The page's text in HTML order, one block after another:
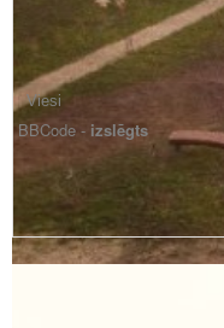
BBCode - izslēgts